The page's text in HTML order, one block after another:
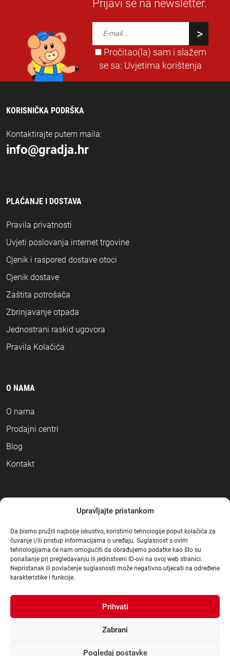
Upravljajte pristankom
Da bismo pružili najbolje iskustvo, koristimo tehnologije poput kolačića za
čuvanje i/ili pristup informacijama o uređaju. Suglasnost s ovim
tehnologijama će nam omogućiti da obrađujemo podatke kao što su
ponašanje pri pregledavanju ili jedinstveni ID-ovi na ovoj web stranici.
Nepristanak ili povlačenje suglasnosti može negativno utjecati na određene
karakteristike i funkcije.
Prihvati
Zabrani
Pogledaj postavke
Prijavi se na newsletter.
Pročitao(la) sam i slažem
se sa: Uvjetima korištenja
KORISNIČKA PODRŠKA
Kontaktirajte putem maila:
info@gradja.hr
PLAĆANJE I DOSTAVA
Pravila privatnosti
Uvjeti poslovanja internet trgovine
Cjenik i raspored dostave otoci
Cjenik dostave
Zaštita potrošača
Zbrinjavanje otpada
Jednostrani raskid ugovora
Pravila Kolačića
O NAMA
O nama
Prodajni centri
Blog
Kontakt